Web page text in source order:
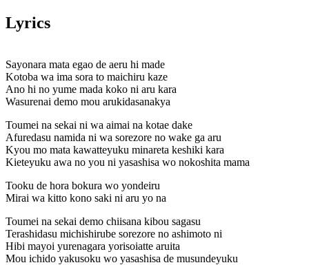
Lyrics
Sayonara mata egao de aeru hi made
Kotoba wa ima sora to maichiru kaze
Ano hi no yume mada koko ni aru kara
Wasurenai demo mou arukidasanakya
Toumei na sekai ni wa aimai na kotae dake
Afuredasu namida ni wa sorezore no wake ga aru
Kyou mo mata kawatteyuku minareta keshiki kara
Kieteyuku awa no you ni yasashisa wo nokoshita mama
Tooku de hora bokura wo yondeiru
Mirai wa kitto kono saki ni aru yo na
Toumei na sekai demo chiisana kibou sagasu
Terashidasu michishirube sorezore no ashimoto ni
Hibi mayoi yurenagara yorisoiatte aruita
Mou ichido yakusoku wo yasashisa de musundeyuku